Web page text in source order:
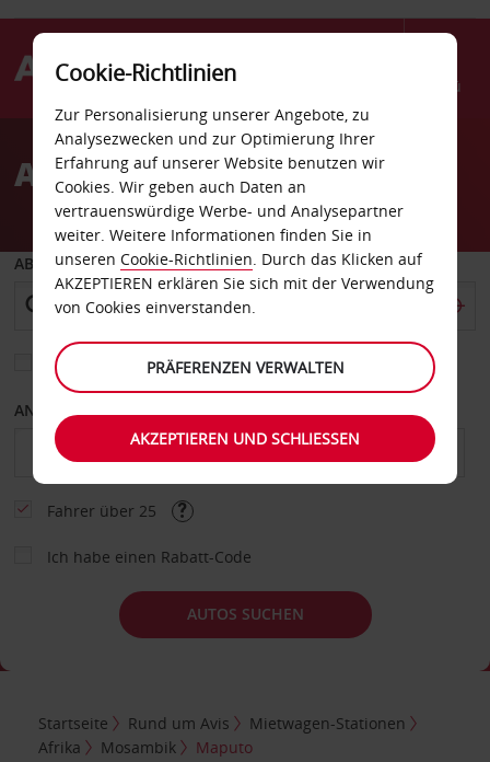
Menü
AvisAutovermietung Maputo
ABHOLEN VON
Eine andere Rückgabestation auswählen
ANFANGSDATUM
Fahrer über 25
Ich habe einen Rabatt-Code
AUTOS SUCHEN
Startseite Rund um Avis
Mietwagen-Stationen
Afrika
Mosambik Maputo
Cookie-Richtlinien
Zur Personalisierung unserer Angebote, zu
Analysezwecken und zur Optimierung Ihrer
Erfahrung auf unserer Website benutzen wir
Cookies. Wir geben auch Daten an
vertrauenswürdige Werbe- und Analysepartner
weiter. Weitere Informationen finden Sie in
unseren Cookie-Richtlinien. Durch das Klicken auf
AKZEPTIEREN erklären Sie sich mit der Verwendung
von Cookies einverstanden.
PRÄFERENZEN VERWALTEN
AKZEPTIEREN UND SCHLIESSEN